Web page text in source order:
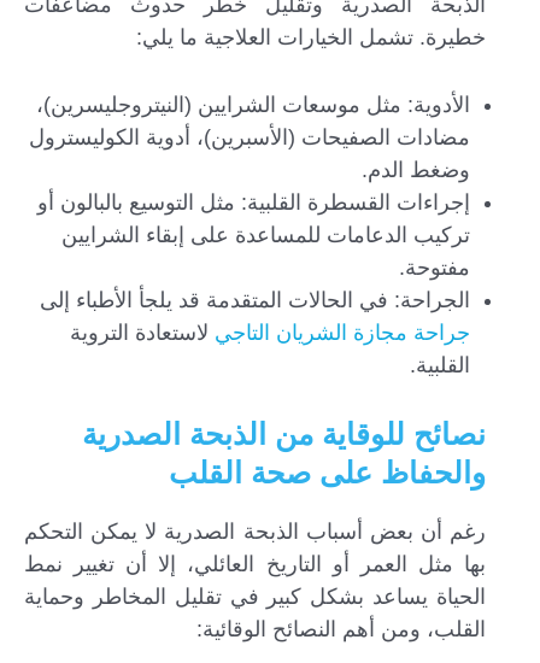
الذبحة الصدرية وتقليل خطر حدوث مضاعفات
خطيرة. تشمل الخيارات العلاجية ما يلي:
الأدوية: مثل موسعات الشرايين (النيتروجليسرين)،
مضادات الصفيحات (الأسبرين)، أدوية الكوليسترول
وضغط الدم.
إجراءات القسطرة القلبية: مثل التوسيع بالبالون أو
تركيب الدعامات للمساعدة على إبقاء الشرايين
مفتوحة.
الجراحة: في الحالات المتقدمة قد يلجأ الأطباء إلى
جراحة مجازة الشريان التاجي لاستعادة التروية
القلبية.
نصائح للوقاية من الذبحة الصدرية
والحفاظ على صحة القلب
رغم أن بعض أسباب الذبحة الصدرية لا يمكن التحكم
بها مثل العمر أو التاريخ العائلي، إلا أن تغيير نمط
الحياة يساعد بشكل كبير في تقليل المخاطر وحماية
القلب، ومن أهم النصائح الوقائية: